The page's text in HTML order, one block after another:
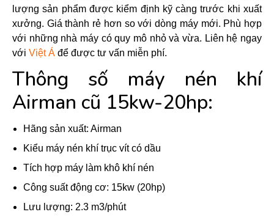
lượng sản phẩm được kiểm định kỹ càng trước khi xuất
xưởng. Giá thành rẻ hơn so với dòng máy mới. Phù hợp
với những nhà máy có quy mô nhỏ và vừa. Liên hệ ngay
với Việt Á để được tư vấn miễn phí.
Thông số máy nén khí
Airman cũ 15kw-20hp:
Hãng sản xuất: Airman
Kiểu máy nén khí trục vít có dầu
Tích hợp máy làm khô khí nén
Công suất động cơ: 15kw (20hp)
Lưu lượng: 2.3 m3/phút